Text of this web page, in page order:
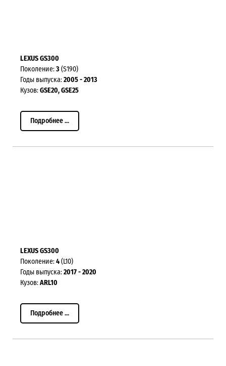
LEXUS GS300
Поколение:3(S190)
Годы выпуска:2005 - 2013
Кузов:GSE20, GSE25
Подробнее ...
LEXUS GS300
Поколение:4(L10)
Годы выпуска:2017 - 2020
Кузов:ARL10
Подробнее ...